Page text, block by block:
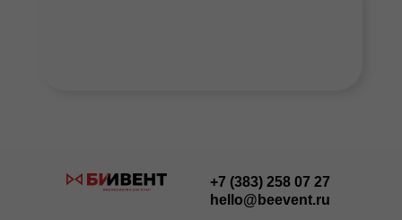
+7 (383) 258 07 27
hello@beevent.ru